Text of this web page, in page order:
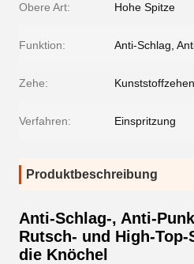
Obere Art: Hohe Spitze
Funktion: Anti-Schlag,
Zehe:
Verfahren: Einspritzung
Produktbeschreibung
Anti-Schlag-, Anti-
Rutsch- und High-
die Knöchel